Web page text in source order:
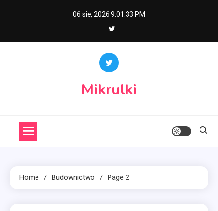
06 sie, 2026 9:01:35 PM
Mikrulki
Home Budownictwo Page 2